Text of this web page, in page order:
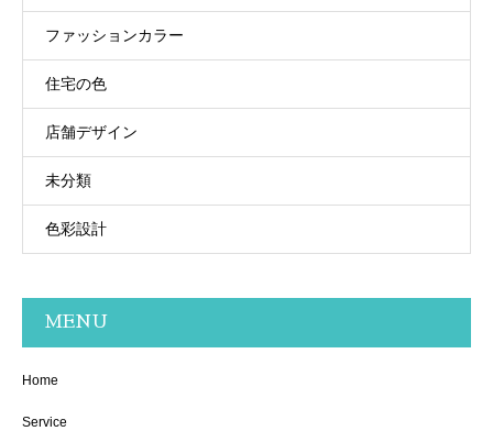
ファッションカラー
住宅の色
店舗デザイン
未分類
色彩設計
MENU
Home
Service